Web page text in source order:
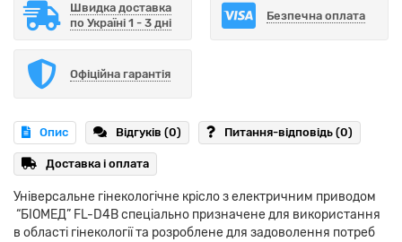
Швидка доставка
по Україні 1 - 3 дні
Безпечна оплата
Офіційна гарантія
Опис Відгуків (0) Питання-відповідь (0)
Доставка і оплата
Універсальне гінекологічне крісло з електричним приводом
“БІОМЕД” FL-D4B спеціально призначене для використання
в області гінекології та розроблене для задоволення потреб